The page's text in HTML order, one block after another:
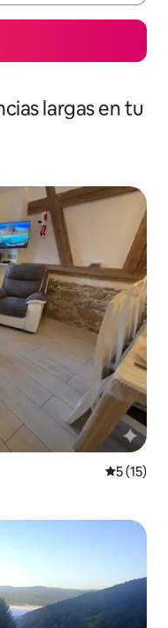
largas en tu
5 (15)